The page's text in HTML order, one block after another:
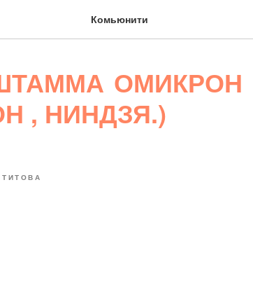
Комьюнити
ОМИКРОН
, НИНДЗЯ.)